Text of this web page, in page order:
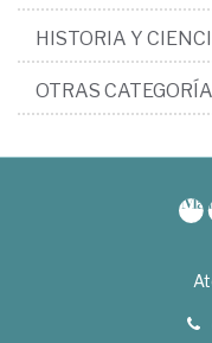
HISTORIA Y
OTRAS